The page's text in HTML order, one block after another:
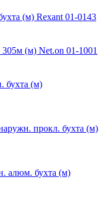
(м) Rexant 01-0143
(м) Net.on 01-1001
бухта (м)
прокл. бухта (м)
алюм. бухта (м)